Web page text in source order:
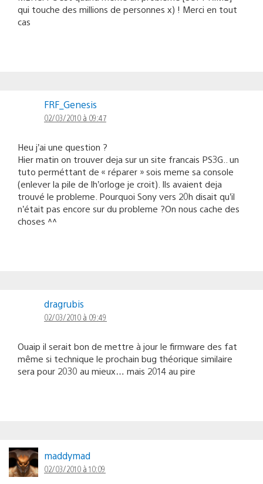
qui touche des millions de personnes x) ! Merci en tout
cas
FRF_Genesis
02/03/2010 à 09:47
Heu j’ai une question ?
Hier matin on trouver deja sur un site francais PS3G.. un
tuto perméttant de « réparer » sois meme sa console
(enlever la pile de lh’orloge je croit). Ils avaient deja
trouvé le probleme. Pourquoi Sony vers 20h disait qu’il
n’était pas encore sur du probleme ?On nous cache des
choses ^^
dragrubis
02/03/2010 à 09:49
Ouaip il serait bon de mettre à jour le firmware des fat
même si technique le prochain bug théorique similaire
sera pour 2030 au mieux… mais 2014 au pire
maddymad
02/03/2010 à 10:09